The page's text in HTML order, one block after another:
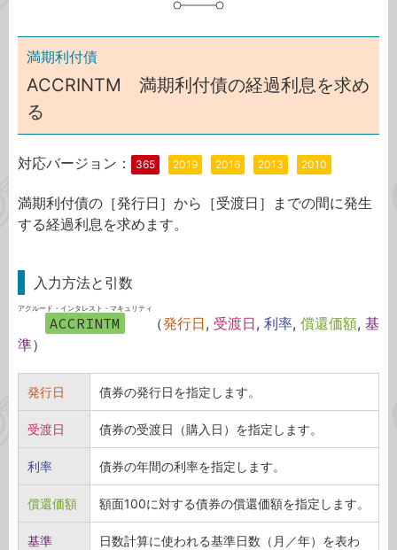
満期利付債
ACCRINTM 満期利付債の経過利息を求め
る
対応バージョン： 365 2019 2016 2013 2010
満期利付債の［発行日］から［受渡日］までの間に発生
する経過利息を求めます。
入力方法と引数
ACCRINTM
アクルード・インタレスト・マキュリティ
（発行日, 受渡日, 利率, 償還価額, 基
準）
発行日 債券の発行日を指定します。
受渡日 債券の受渡日（購入日）を指定します。
利率 債券の年間の利率を指定します。
償還価額 額面100に対する債券の償還価額を指定します。
基準
日数計算に使われる基準日数（月／年）を表わ